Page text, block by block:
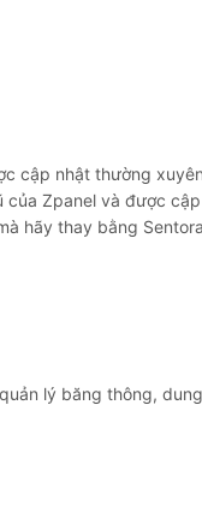
cập nhật thường
Zpanel và được
hãy thay bằng
lý băng thông,